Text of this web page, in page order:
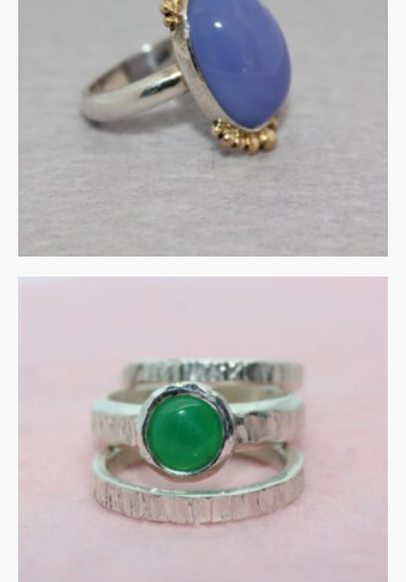
en goud
€345.00
IN WINKELMAND
Stapelringen in zilver met
aventurijn
€180.00